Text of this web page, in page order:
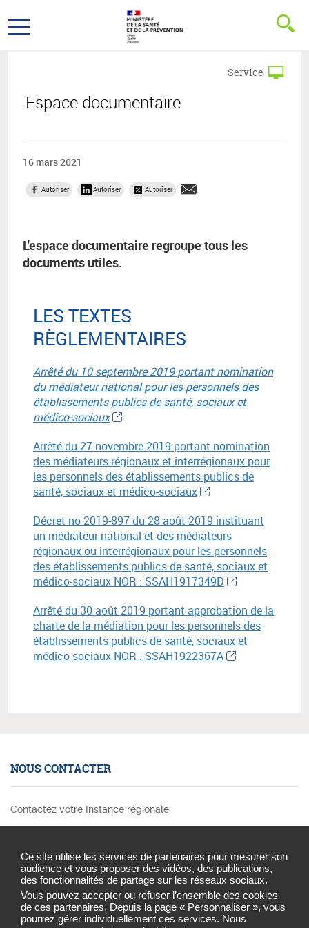
Ce site utilise les services de partenaires pour mesurer son
audience et vous proposer des vidéos, des publications,
des fonctionnalités de partage sur les réseaux sociaux.
Vous pouvez accepter ou refuser l’ensemble des cookies
de ces partenaires. Depuis la page « Personnaliser », vous
pourrez gérer individuellement ces services. Nous
au
menu
au
contenu
Ouvrir
Espace documentaire
Service
16 mars 2021
Autoriser Autoriser Autoriser
L'espace documentaire regroupe tous les
documents utiles.
LES TEXTES
RÈGLEMENTAIRES
Arrêté du 10 septembre 2019 portant nomination
du médiateur national pour les personnels des
établissements publics de santé, sociaux et
médico-sociaux
Arrêté du 27 novembre 2019 portant nomination
des médiateurs régionaux et interrégionaux pour
les personnels des établissements publics de
santé, sociaux et médico-sociaux
Décret no 2019-897 du 28 août 2019 instituant
un médiateur national et des médiateurs
régionaux ou interrégionaux pour les personnels
des établissements publics de santé, sociaux et
médico-sociaux NOR : SSAH1917349D
Arrêté du 30 août 2019 portant approbation de la
charte de la médiation pour les personnels des
établissements publics de santé, sociaux et
médico-sociaux NOR : SSAH1922367A
NOUS CONTACTER
Contactez votre Instance régionale
Cookies et traceurs